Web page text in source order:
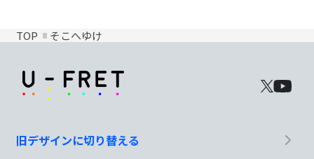
TOP そこへゆけ
旧デザインに切り替える